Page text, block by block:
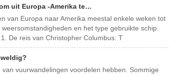
uit Europa -Amerika te…
van Europa naar Amerika meestal enkele weken tot
en het type gebruikte schip.
De reis van Christopher Columbus: T
vuurwandelingen voordelen hebben. Sommige